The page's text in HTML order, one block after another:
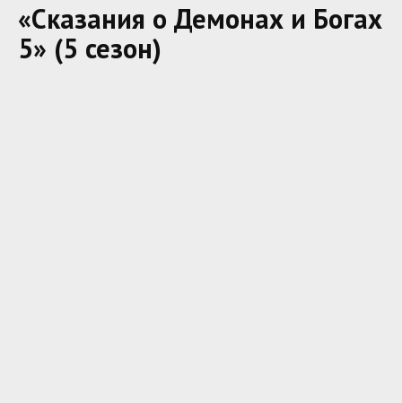
«Сказания о Демонах и Богах
5» (5 сезон)